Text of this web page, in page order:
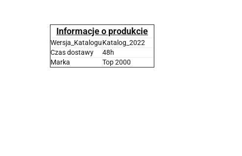
Informacje o produkcie
Wersja_KataloguKatalog_2022
Czas dostawy
48h
Marka
Top 2000